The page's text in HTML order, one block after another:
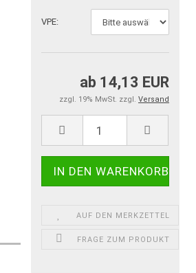
VPE:
ab 14,13 EUR
zzgl. 19% MwSt. zzgl. Versand
AUF DEN MERKZETTEL
FRAGE ZUM PRODUKT